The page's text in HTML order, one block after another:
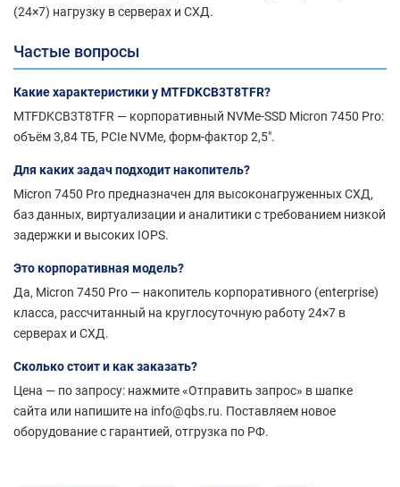
(24×7) нагрузку в серверах и СХД.
Частые вопросы
Какие характеристики у MTFDKCB3T8TFR?
MTFDKCB3T8TFR — корпоративный NVMe-SSD Micron 7450 Pro:
объём 3,84 ТБ, PCIe NVMe, форм-фактор 2,5".
Для каких задач подходит накопитель?
Micron 7450 Pro предназначен для высоконагруженных СХД,
баз данных, виртуализации и аналитики с требованием низкой
задержки и высоких IOPS.
Это корпоративная модель?
Да, Micron 7450 Pro — накопитель корпоративного (enterprise)
класса, рассчитанный на круглосуточную работу 24×7 в
серверах и СХД.
Сколько стоит и как заказать?
Цена — по запросу: нажмите «Отправить запрос» в шапке
сайта или напишите на info@qbs.ru. Поставляем новое
оборудование с гарантией, отгрузка по РФ.